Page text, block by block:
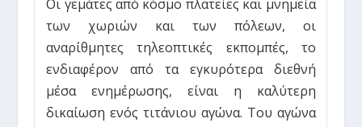
Οι γεμάτες από κόσμο πλατείες και μνημεία
των χωριών και των πόλεων, οι
αναρίθμητες τηλεοπτικές εκπομπές, το
ενδιαφέρον από τα εγκυρότερα διεθνή
μέσα ενημέρωσης, είναι η καλύτερη
δικαίωση ενός τιτάνιου αγώνα. Του αγώνα